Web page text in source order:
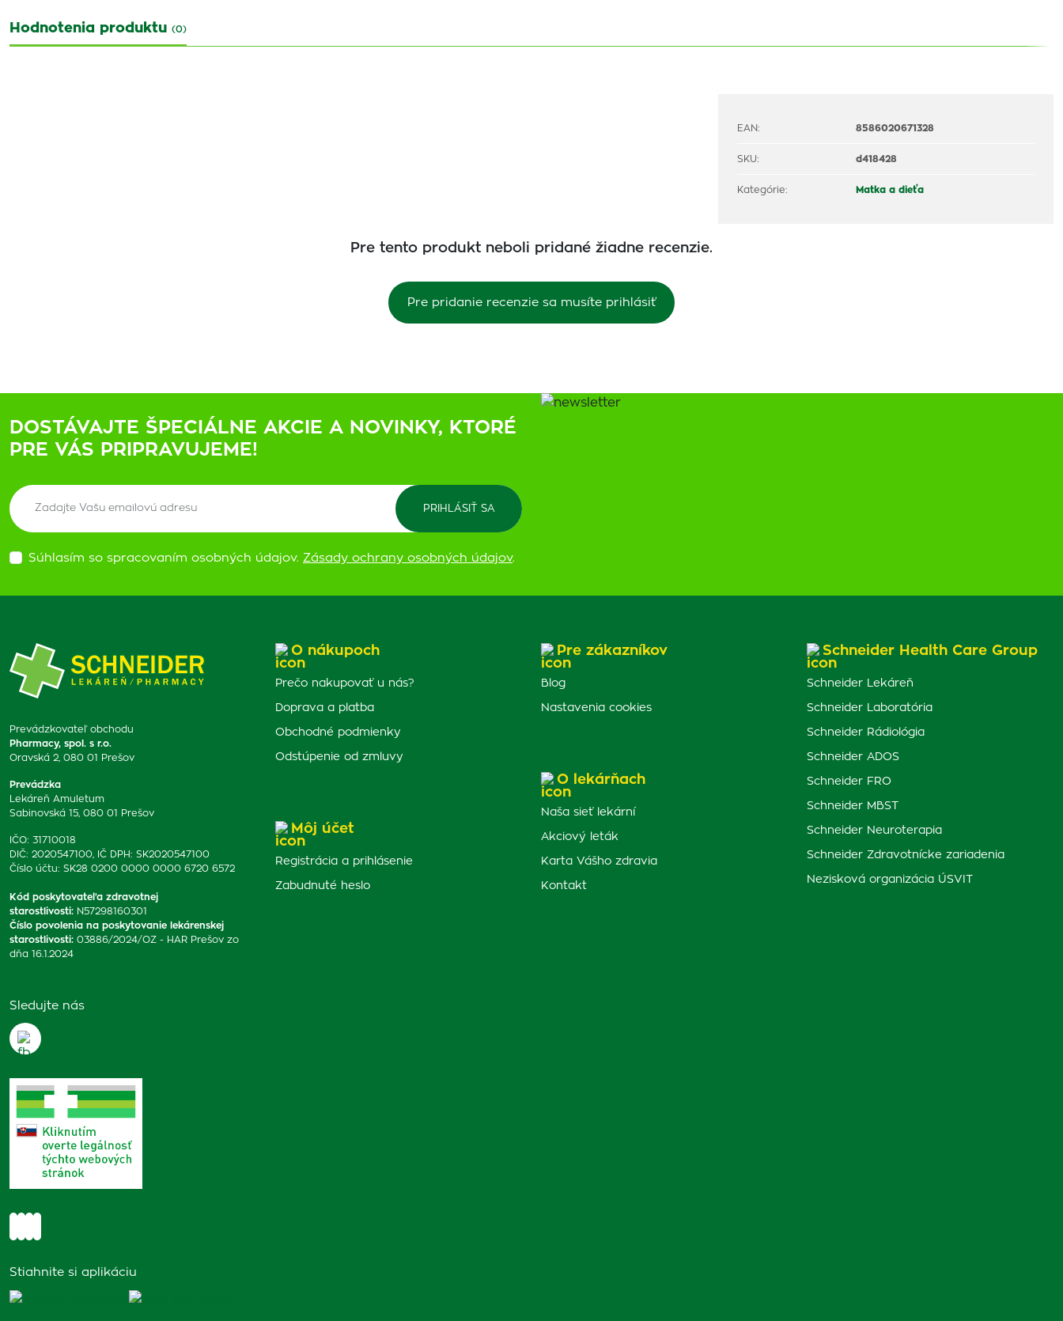
Hodnotenia produktu (0)
EAN: 8586020671328
SKU: d418428
Kategórie: Matka a dieťa
Pre tento produkt neboli pridané žiadne recenzie.
Pre pridanie recenzie sa musíte prihlásiť
DOSTÁVAJTE ŠPECIÁLNE AKCIE A NOVINKY, KTORÉ
PRE VÁS PRIPRAVUJEME!
Súhlasím so spracovaním osobných údajov. Zásady ochrany osobných údajov.
Prevádzkovateľ obchodu
Pharmacy, spol. s r.o.
Oravská 2, 080 01 Prešov
Prevádzka
Lekáreň Amuletum
Sabinovská 15, 080 01 Prešov
IČO: 31710018
DIČ: 2020547100, IČ DPH: SK2020547100
Číslo účtu: SK28 0200 0000 0000 6720 6572
Kód poskytovateľa zdravotnej
starostlivosti: N57298160301
Číslo povolenia na poskytovanie lekárenskej
starostlivosti: 03886/2024/OZ - HAR Prešov zo
dňa 16.1.2024
Sledujte nás
Stiahnite si aplikáciu
O nákupoch
Prečo nakupovať u nás?
Doprava a platba
Obchodné podmienky
Odstúpenie od zmluvy
Môj účet
Registrácia a prihlásenie
Zabudnuté heslo
Pre zákazníkov
Blog
Nastavenia cookies
O lekárňach
Naša sieť lekární
Akciový leták
Karta Vášho zdravia
Kontakt
Schneider Health Care Group
Schneider Lekáreň
Schneider Laboratória
Schneider Rádiológia
Schneider ADOS
Schneider FRO
Schneider MBST
Schneider Neuroterapia
Schneider Zdravotnícke zariadenia
Nezisková organizácia ÚSVIT